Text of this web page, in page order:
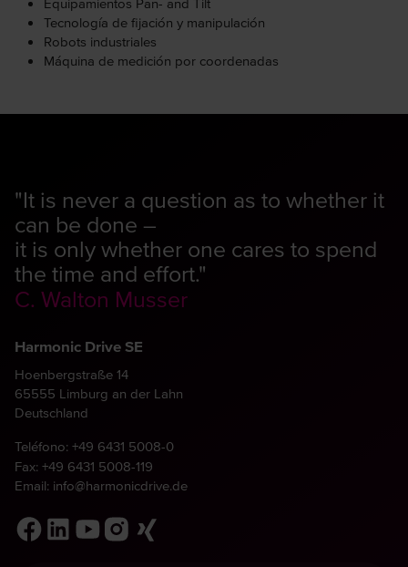
Tecnología de fijación y manipulación
Robots industriales
Máquina de medición por coordenadas
"It is never a question as to whether it
can be done –
it is only whether one cares to spend
the time and effort."
C. Walton Musser
Harmonic Drive SE
Hoenbergstraße 14
65555 Limburg an der Lahn
Deutschland
Teléfono: +49 6431 5008-0
Fax: +49 6431 5008-119
Email: info@harmonicdrive.de